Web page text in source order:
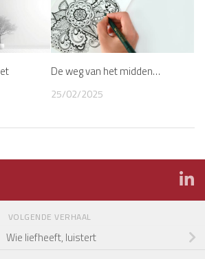
De weg van het midden…
25/02/2025
VOLGENDE VERHAAL
Wie liefheeft, luistert